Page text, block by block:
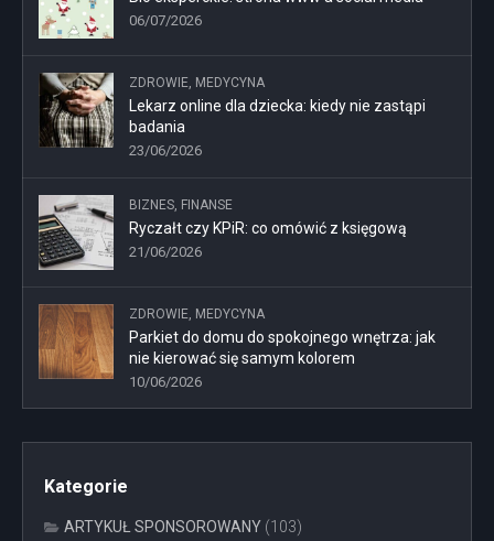
06/07/2026
ZDROWIE, MEDYCYNA
Lekarz online dla dziecka: kiedy nie zastąpi
badania
23/06/2026
BIZNES, FINANSE
Ryczałt czy KPiR: co omówić z księgową
21/06/2026
ZDROWIE, MEDYCYNA
Parkiet do domu do spokojnego wnętrza: jak
nie kierować się samym kolorem
10/06/2026
Kategorie
ARTYKUŁ SPONSOROWANY (103)